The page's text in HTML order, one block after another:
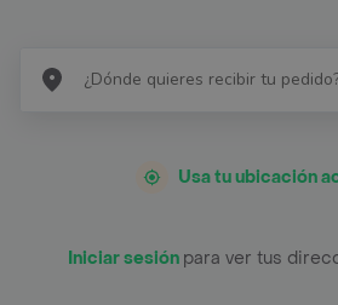
Usa tu ubicación
Iniciar sesión para ver tus